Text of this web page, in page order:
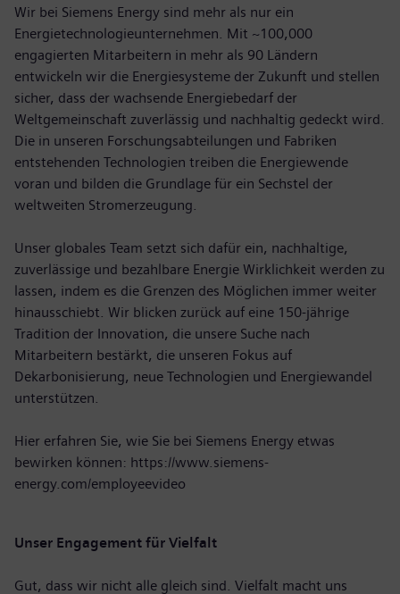
Wir bei Siemens Energy sind mehr als nur ein
Energietechnologieunternehmen. Mit ~100,000
engagierten Mitarbeitern in mehr als 90 Ländern
entwickeln wir die Energiesysteme der Zukunft und stellen
sicher, dass der wachsende Energiebedarf der
Weltgemeinschaft zuverlässig und nachhaltig gedeckt wird.
Die in unseren Forschungsabteilungen und Fabriken
entstehenden Technologien treiben die Energiewende
voran und bilden die Grundlage für ein Sechstel der
weltweiten Stromerzeugung.
Unser globales Team setzt sich dafür ein, nachhaltige,
zuverlässige und bezahlbare Energie Wirklichkeit werden zu
lassen, indem es die Grenzen des Möglichen immer weiter
hinausschiebt. Wir blicken zurück auf eine 150-jährige
Tradition der Innovation, die unsere Suche nach
Mitarbeitern bestärkt, die unseren Fokus auf
Dekarbonisierung, neue Technologien und Energiewandel
unterstützen.
Hier erfahren Sie, wie Sie bei Siemens Energy etwas
bewirken können: https://www.siemens-
energy.com/employeevideo
Unser Engagement für Vielfalt
Gut, dass wir nicht alle gleich sind. Vielfalt macht uns